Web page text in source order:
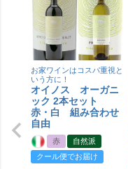
お家ワインはコスパ重視と
いう方に！
オイノス オーガニ
ック 2本セット
赤・白 組み合わせ
自由
赤
自然派
クール便でお届け